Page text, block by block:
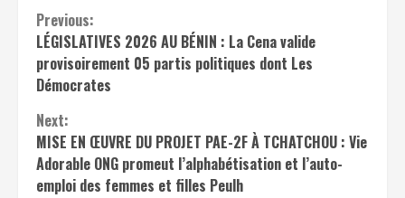
Continue
Reading
Previous:
LÉGISLATIVES 2026 AU BÉNIN : La Cena valide
provisoirement 05 partis politiques dont Les
Démocrates
Next:
MISE EN ŒUVRE DU PROJET PAE-2F À TCHATCHOU : Vie
Adorable ONG promeut l’alphabétisation et l’auto-
emploi des femmes et filles Peulh